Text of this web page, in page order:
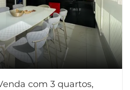
com 3 quartos,